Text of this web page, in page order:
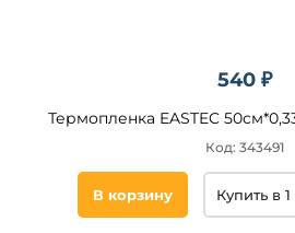
540 ₽
Термопленка EASTEC
Код: 343491
В корзину Купить в